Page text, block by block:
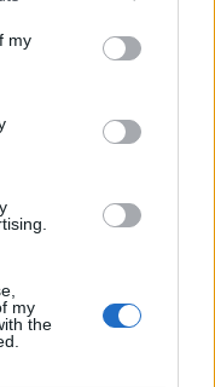
my
my
the
– Serbia on uhannut
näkymät –
ilmaiseksi TV:stä –